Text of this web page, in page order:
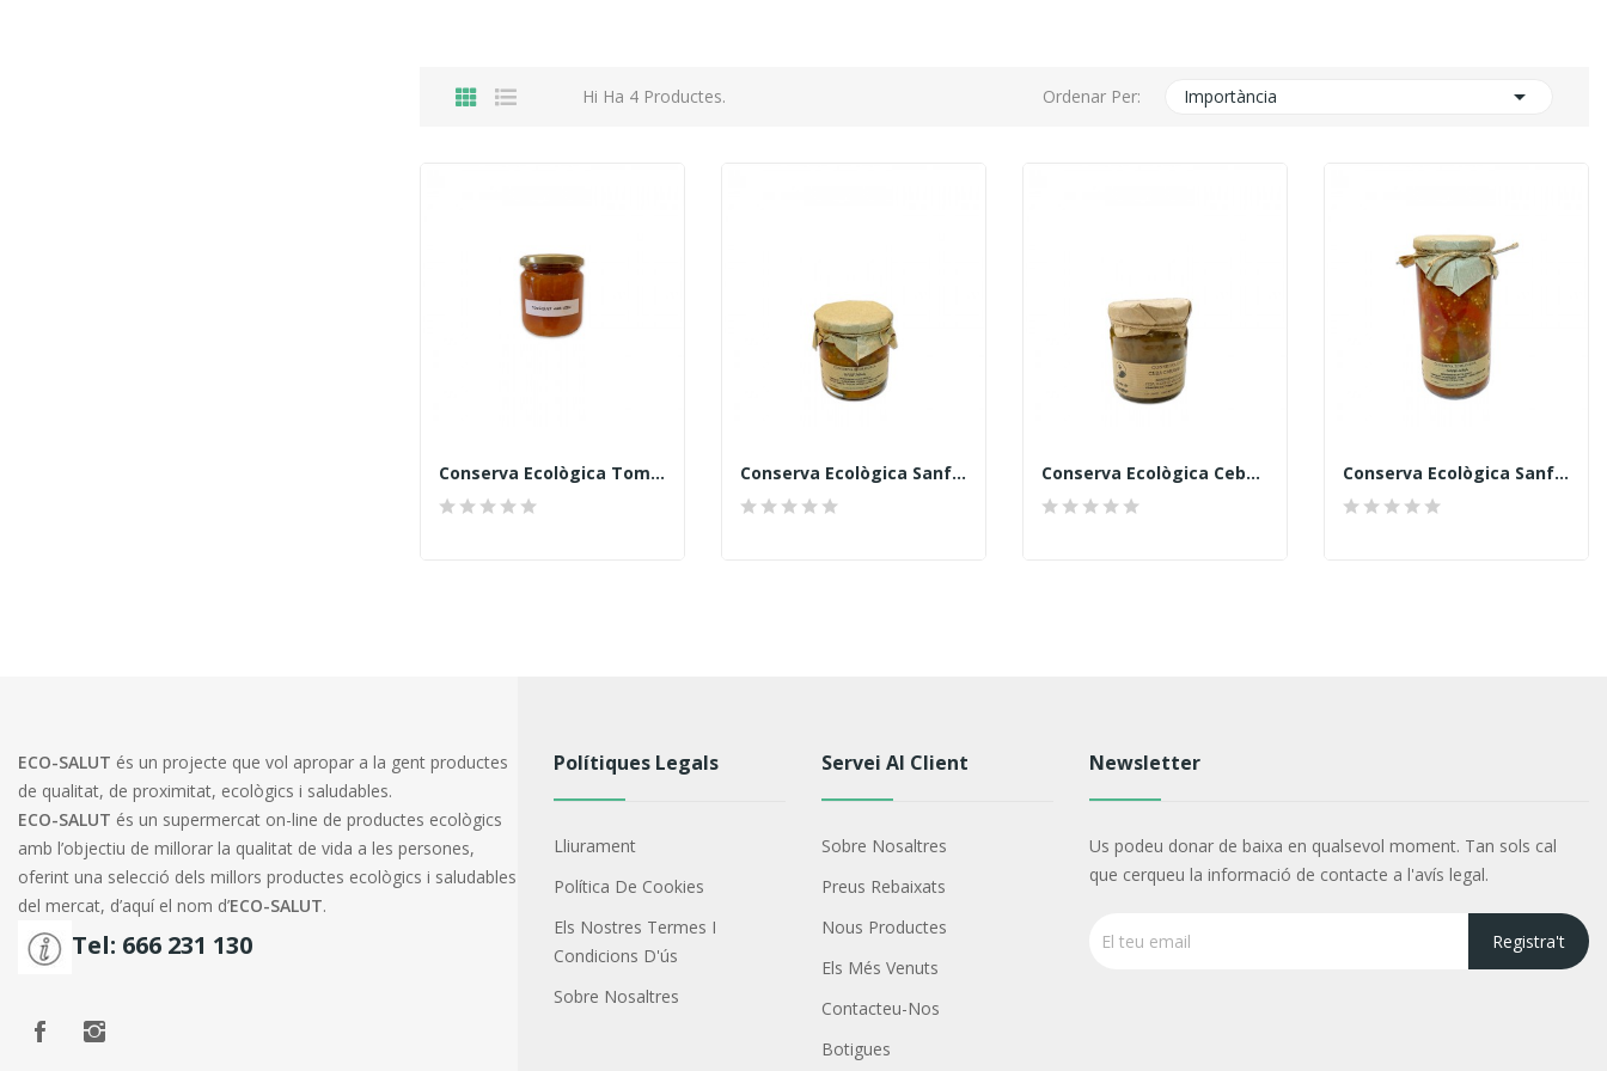
Hi Ha 4 Productes. Ordenar Per: Importància 
Conserva Ecològica Tomàquet Amb Ceba Fregida,... Conserva Ecològica Sanfaina, 400gr. L'horta De... Conserva Ecològica Ceba Caramelitzada 250gr Conserva Ecològica Sanfaina, 750gr. L'horta De...
ECO-SALUT és un projecte que vol apropar a la gent productes
de qualitat, de proximitat, ecològics i saludables.
ECO-SALUT és un supermercat on-line de productes ecològics
amb l’objectiu de millorar la qualitat de vida a les persones,
oferint una selecció dels millors productes ecològics i saludables
del mercat, d’aquí el nom d’ECO-SALUT.
Tel: 666 231 130
Polítiques Legals
Lliurament
Política De Cookies
Els Nostres Termes I
Condicions D'ús
Sobre Nosaltres
Servei Al Client
Sobre Nosaltres
Preus Rebaixats
Nous Productes
Els Més Venuts
Contacteu-Nos
Botigues
Newsletter
Us podeu donar de baixa en qualsevol moment. Tan sols cal
que cerqueu la informació de contacte a l'avís legal.